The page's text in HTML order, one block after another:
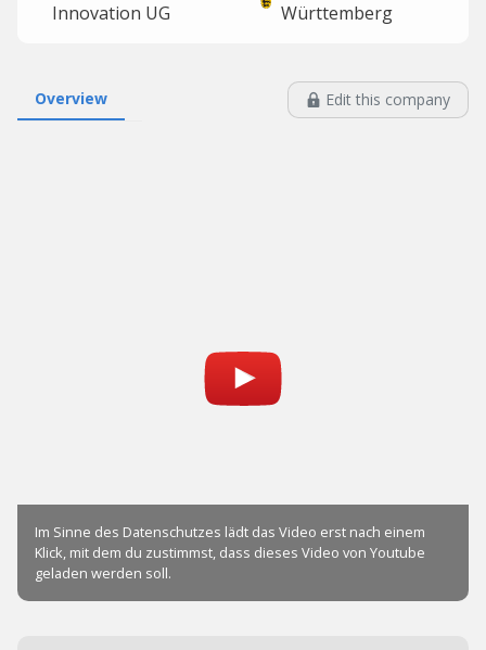
Innovation UG
Württemberg
Overview Edit this company